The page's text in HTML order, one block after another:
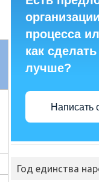
процесса
как
лучше?
Написать
Год единства